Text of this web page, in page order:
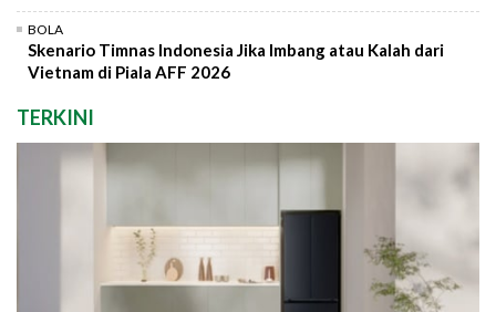
BOLA
Skenario Timnas Indonesia Jika Imbang atau Kalah dari
Vietnam di Piala AFF 2026
TERKINI